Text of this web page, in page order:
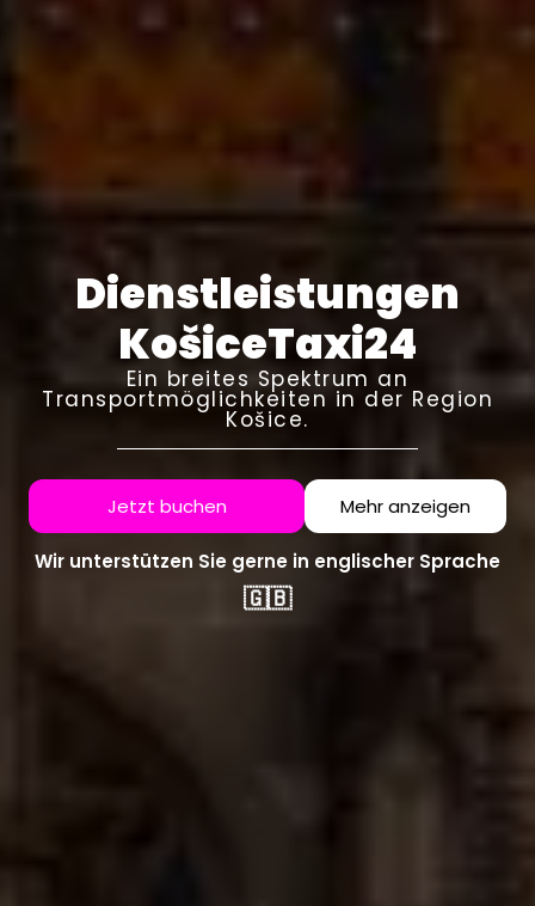
Dienstleistungen
KošiceTaxi24
Ein breites Spektrum an
Transportmöglichkeiten in der Region
Košice.
Jetzt buchen Mehr anzeigen
Wir unterstützen Sie gerne in englischer Sprache
🇬🇧